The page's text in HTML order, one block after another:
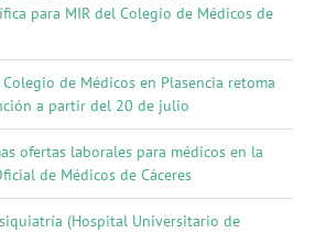
para MIR del Colegio de Médicos de
de Médicos en Plasencia retoma
a partir del 20 de julio
ofertas laborales para médicos en la
de Médicos de Cáceres
(Hospital Universitario de